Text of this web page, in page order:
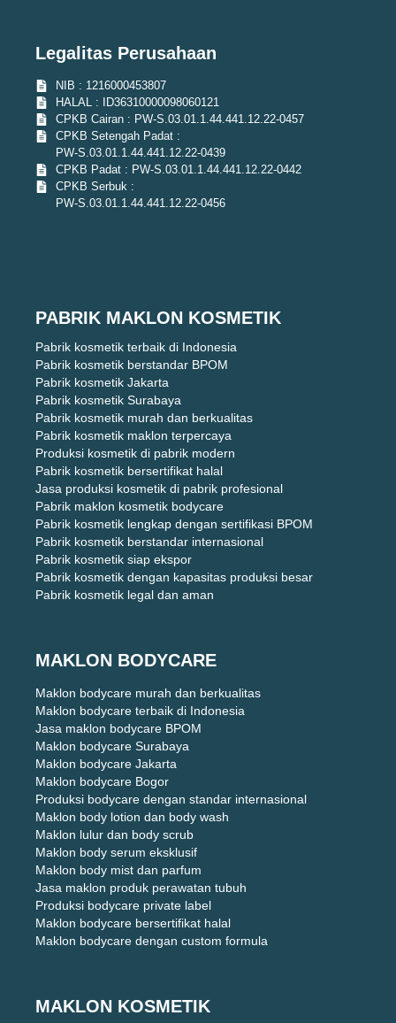
Legalitas Perusahaan
NIB : 1216000453807
HALAL : ID36310000098060121
CPKB Cairan : PW-S.03.01.1.44.441.12.22-0457
CPKB Setengah Padat :
PW-S.03.01.1.44.441.12.22-0439
CPKB Padat : PW-S.03.01.1.44.441.12.22-0442
CPKB Serbuk :
PW-S.03.01.1.44.441.12.22-0456
PABRIK MAKLON KOSMETIK
Pabrik kosmetik terbaik di Indonesia
Pabrik kosmetik berstandar BPOM
Pabrik kosmetik Jakarta
Pabrik kosmetik Surabaya
Pabrik kosmetik murah dan berkualitas
Pabrik kosmetik maklon terpercaya
Produksi kosmetik di pabrik modern
Pabrik kosmetik bersertifikat halal
Jasa produksi kosmetik di pabrik profesional
Pabrik maklon kosmetik bodycare
Pabrik kosmetik lengkap dengan sertifikasi BPOM
Pabrik kosmetik berstandar internasional
Pabrik kosmetik siap ekspor
Pabrik kosmetik dengan kapasitas produksi besar
Pabrik kosmetik legal dan aman
MAKLON BODYCARE
Maklon bodycare murah dan berkualitas
Maklon bodycare terbaik di Indonesia
Jasa maklon bodycare BPOM
Maklon bodycare Surabaya
Maklon bodycare Jakarta
Maklon bodycare Bogor
Produksi bodycare dengan standar internasional
Maklon body lotion dan body wash
Maklon lulur dan body scrub
Maklon body serum eksklusif
Maklon body mist dan parfum
Jasa maklon produk perawatan tubuh
Produksi bodycare private label
Maklon bodycare bersertifikat halal
Maklon bodycare dengan custom formula
MAKLON KOSMETIK